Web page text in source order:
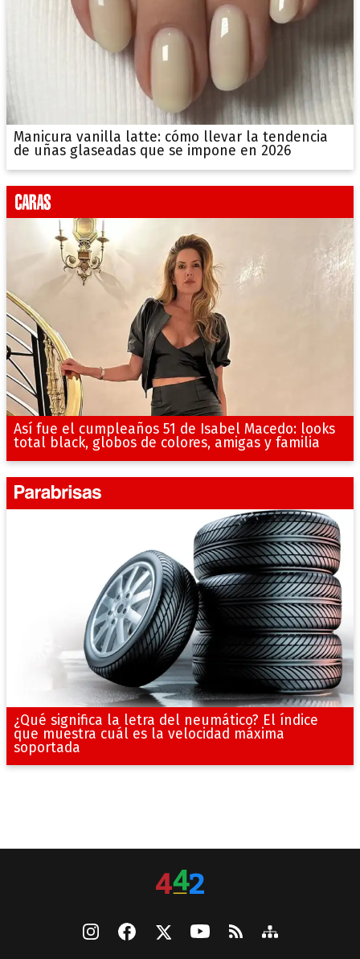
Manicura vanilla latte: cómo llevar la tendencia
de uñas glaseadas que se impone en 2026
Así fue el cumpleaños 51 de Isabel Macedo: looks
total black, globos de colores, amigas y familia
¿Qué significa la letra del neumático? El índice
que muestra cuál es la velocidad máxima
soportada